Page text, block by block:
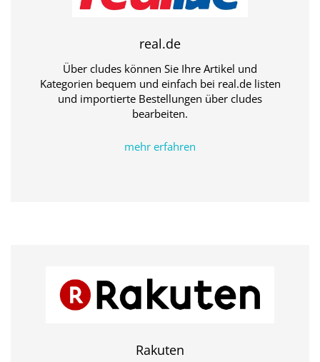
real.de
Über cludes können Sie Ihre Artikel und
Kategorien bequem und einfach bei real.de listen
und importierte Bestellungen über cludes
bearbeiten.
mehr erfahren
Rakuten